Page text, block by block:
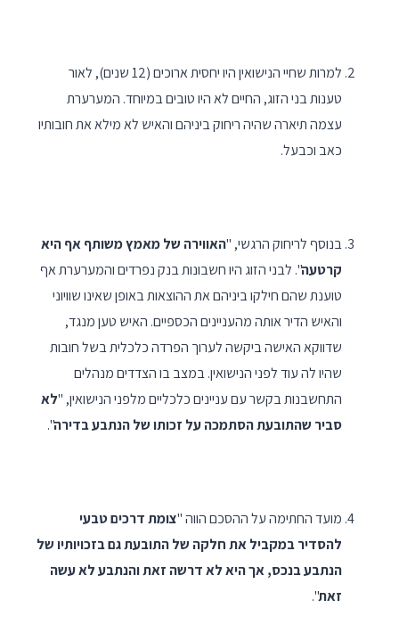
למרות שחיי הנישואין היו יחסית ארוכים (12 שנים), לאור
טענות בני הזוג, החיים לא היו טובים במיוחד. המערערת
עצמה תיארה שהיה ריחוק ביניהם והאיש לא מילא את חובותיו
כאב וכבעל.
בנוסף לריחוק הרגשי, "האווירה של מאמץ משותף אף היא
קרטעה". לבני הזוג היו חשבונות בנק נפרדים והמערערת אף
טוענת שהם חילקו ביניהם את ההוצאות באופן שאינו שוויוני
והאיש הדיר אותה מהעניינים הכספיים. האיש טען מנגד,
שדווקא האישה ביקשה לערוך הפרדה כלכלית בשל חובות
שהיו לה עוד לפני הנישואין. במצב בו הצדדים מנהלים
התחשבנות בקשר עם עניינים כלכליים מלפני הנישואין, "לא
סביר שהתובעת הסתמכה על זכותו של הנתבע בדירה".
מועד החתימה על ההסכם הווה "צומת דרכים טבעי
להסדיר במקביל את חלקה של התובעת גם בזכויותיו של
הנתבע בנכס, אך היא לא דרשה זאת והנתבע לא עשה
זאת".